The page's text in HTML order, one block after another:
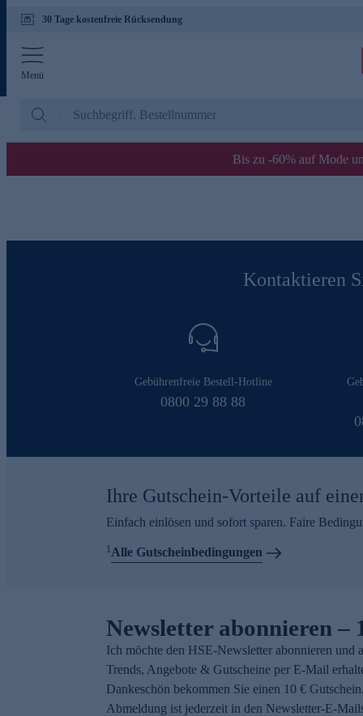
30 Tage kostenfreie Rücksendung
Menü
Bis zu -60% auf Mode
Kontaktieren
Gebührenfreie Bestell-Hotline
0800 29 88 88
Ihre Gutschein-Vorteile auf
Einfach einlösen und sofort sparen. Faire
1Alle Gutscheinbedingungen
Newsletter abonnieren –
Ich möchte den HSE-Newsletter abonnieren und
Trends, Angebote & Gutscheine per E-Mail
Dankeschön bekommen Sie einen 10 €
Abmeldung ist jederzeit in den Newsletter-E-